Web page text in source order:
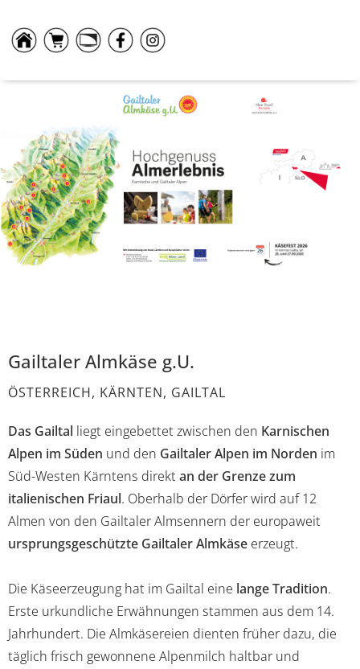
Gailtaler Almkäse g.U.
ÖSTERREICH, KÄRNTEN, GAILTAL
Das Gailtal liegt eingebettet zwischen den Karnischen
Alpen im Süden und den Gailtaler Alpen im Norden im
Süd-Westen Kärntens direkt an der Grenze zum
italienischen Friaul. Oberhalb der Dörfer wird auf 12
Almen von den Gailtaler Almsennern der europaweit
ursprungsgeschützte Gailtaler Almkäse erzeugt.
Die Käseerzeugung hat im Gailtal eine lange Tradition.
Erste urkundliche Erwähnungen stammen aus dem 14.
Jahrhundert. Die Almkäsereien dienten früher dazu, die
täglich frisch gewonnene Alpenmilch haltbar und